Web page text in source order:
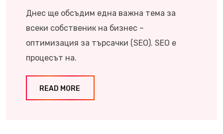
Днес ще обсъдим една важна тема за
всеки собственик на бизнес –
оптимизация за търсачки (SEO). SEO е
процесът на.
READ MORE